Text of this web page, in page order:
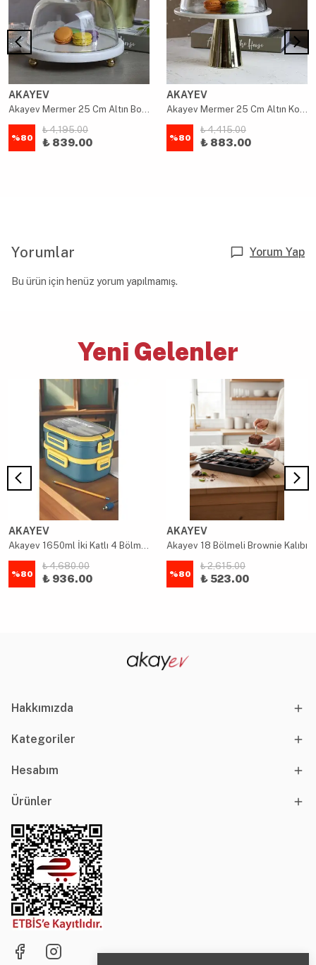
AKAYEV
Akayev Mermer 25 Cm Altın Boncuk Ayaklı Beyaz Kalın Cam Fanus
%80
₺ 4,195.00
₺ 839.00
AKAYEV
Akayev Mermer 25 Cm Altın Konik Ayak Beyaz CamFanus
%80
₺ 4,415.00
₺ 883.00
Yorumlar Yorum Yap
Bu ürün için henüz yorum yapılmamış.
Yeni Gelenler
AKAYEV
Akayev 1650ml İki Katlı 4 Bölmeli Çelik Yemek Kabı Mavi
%80
₺ 4,680.00
₺ 936.00
AKAYEV
Akayev 18 Bölmeli Brownie Kalıbı
%80
₺ 2,615.00
₺ 523.00
Hakkımızda
Kategoriler
Hesabım
Ürünler